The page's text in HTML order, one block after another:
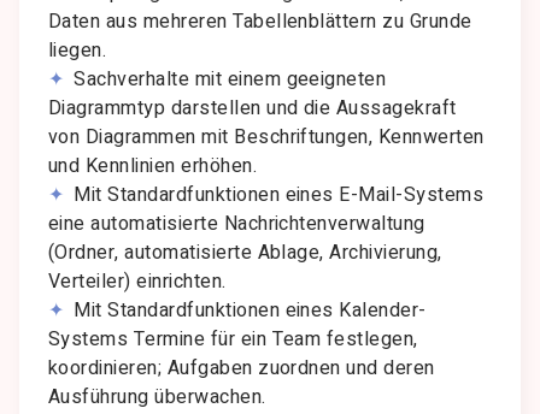
Daten aus mehreren Tabellenblättern zu Grunde
liegen.
Sachverhalte mit einem geeigneten
Diagrammtyp darstellen und die Aussagekraft
von Diagrammen mit Beschriftungen, Kennwerten
und Kennlinien erhöhen.
Mit Standardfunktionen eines E-Mail-Systems
eine automatisierte Nachrichtenverwaltung
(Ordner, automatisierte Ablage, Archivierung,
Verteiler) einrichten.
Mit Standardfunktionen eines Kalender-
Systems Termine für ein Team festlegen,
koordinieren; Aufgaben zuordnen und deren
Ausführung überwachen.